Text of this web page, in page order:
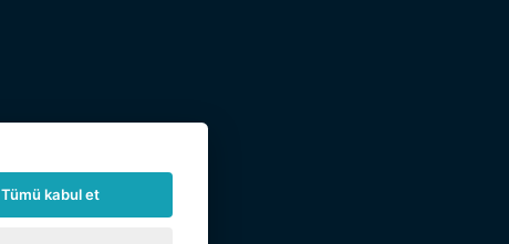
Tümü kabul et